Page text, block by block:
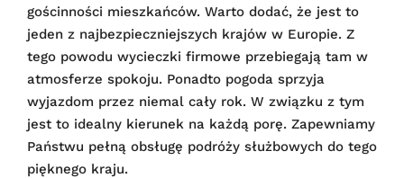
gościnności mieszkańców. Warto dodać, że jest to
jeden z najbezpieczniejszych krajów w Europie. Z
tego powodu wycieczki firmowe przebiegają tam w
atmosferze spokoju. Ponadto pogoda sprzyja
wyjazdom przez niemal cały rok. W związku z tym
jest to idealny kierunek na każdą porę. Zapewniamy
Państwu pełną obsługę podróży służbowych do tego
pięknego kraju.